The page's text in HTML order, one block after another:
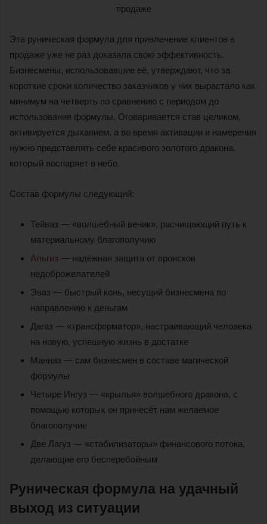
Эта руническая формула для привлечение клиентов в
продаже уже не раз доказала свою эффективность.
Бизнесмены, использовавшие её, утверждают, что за
короткие сроки количество заказчиков у них вырастало как
минимум на четверть по сравнению с периодом до
использования формулы. Оговаривается став целиком,
активируется дыханием, а во время активации и намерения
нужно представлять себе красивого золотого дракона,
который воспаряет в небо.
Состав формулы следующий:
Тейваз — «волшебный веник», расчищающий путь к
материальному благополучию
Альгиз — надёжная защита от происков
недоброжелателей
Эваз — быстрый конь, несущий бизнесмена по
направлению к деньгам
Дагаз — «трансформатор», настраивающий человека
на новую, успешную жизнь в достатке
Манназ — сам бизнесмен в составе магической
формулы
Четыре Ингуз — «крылья» волшебного дракона, с
помощью которых он принесёт нам желаемое
благополучие
Две Лагуз — «стабилизаторы» финансового потока,
делающие его бесперебойным
Руническая формула на удачный
выход из ситуации